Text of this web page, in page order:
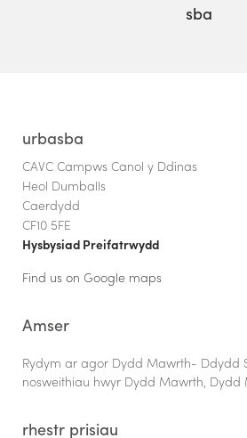
sba
urbasba
CAVC Campws Canol y Ddinas
Heol Dumballs
Caerdydd
CF10 5FE
Hysbysiad Preifatrwydd
Find us on Google maps
Amser
Rydym ar agor Dydd Mawrth- Ddydd
nosweithiau hwyr Dydd Mawrth, Dydd
rhestr prisiau